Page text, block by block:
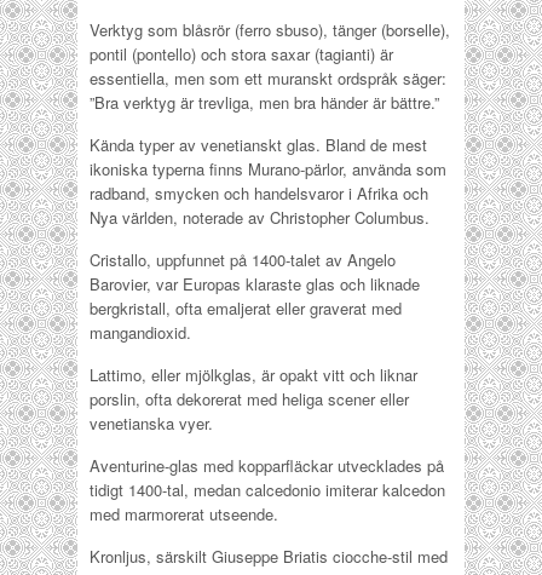
Verktyg som blåsrör (ferro sbuso), tänger (borselle),
pontil (pontello) och stora saxar (tagianti) är
essentiella, men som ett muranskt ordspråk säger:
”Bra verktyg är trevliga, men bra händer är bättre.”
Kända typer av venetianskt glas. Bland de mest
ikoniska typerna finns Murano-pärlor, använda som
radband, smycken och handelsvaror i Afrika och
Nya världen, noterade av Christopher Columbus.
Cristallo, uppfunnet på 1400-talet av Angelo
Barovier, var Europas klaraste glas och liknade
bergkristall, ofta emaljerat eller graverat med
mangandioxid.
Lattimo, eller mjölkglas, är opakt vitt och liknar
porslin, ofta dekorerat med heliga scener eller
venetianska vyer.
Aventurine-glas med kopparfläckar utvecklades på
tidigt 1400-tal, medan calcedonio imiterar kalcedon
med marmorerat utseende.
Kronljus, särskilt Giuseppe Briatis ciocche-stil med